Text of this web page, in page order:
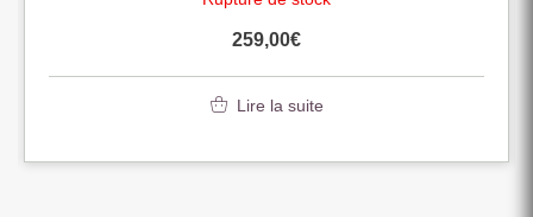
259,00€
Lire la suite